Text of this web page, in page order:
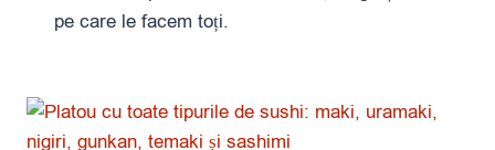
pe care le facem toți.